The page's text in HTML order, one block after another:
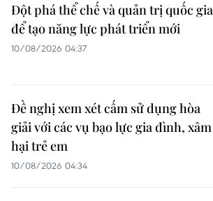
Đột phá thể chế và quản trị quốc gia
để tạo năng lực phát triển mới
10/08/2026 04:37
Đề nghị xem xét cấm sử dụng hòa
giải với các vụ bạo lực gia đình, xâm
hại trẻ em
10/08/2026 04:34